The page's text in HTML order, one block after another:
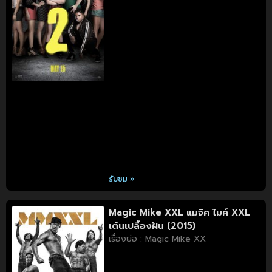
รับชม »
Magic Mike XXL แมจิค ไมค์ XXL
เต้นเปลื้องฝัน (2015)
เรื่องย่อ : Magic Mike XX